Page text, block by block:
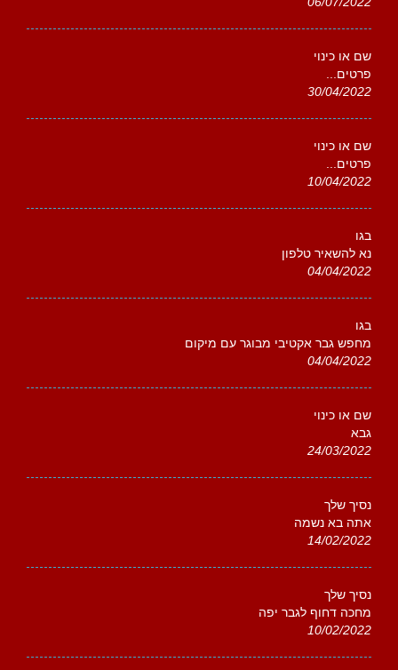
שם או כינוי
פרטים...
30/04/2022
שם או כינוי
פרטים...
10/04/2022
בגו
נא להשאיר טלפון
04/04/2022
בגו
מחפש גבר אקטיבי מבוגר עם מיקום
04/04/2022
שם או כינוי
גבא
24/03/2022
נסיך שלך
אתה בא נשמה
14/02/2022
נסיך שלך
מחכה דחוף לגבר יפה
10/02/2022